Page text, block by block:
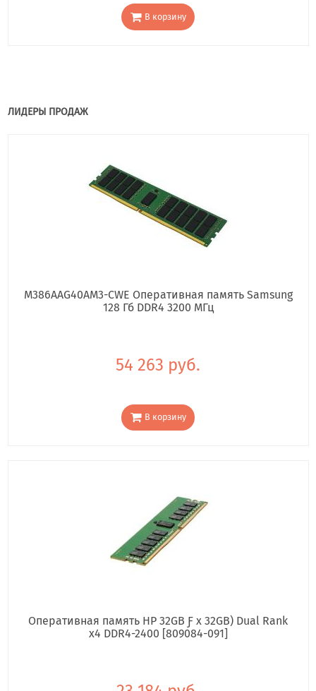
В корзину
ЛИДЕРЫ ПРОДАЖ
M386AAG40AM3-CWE Оперативная память Samsung
128 Гб DDR4 3200 МГц
54 263 руб.
В корзину
Оперативная память HP 32GB Ƒ x 32GB) Dual Rank
x4 DDR4-2400 [809084-091]